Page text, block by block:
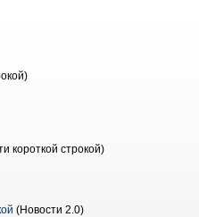
короткой строкой)
(Новости 2.0)